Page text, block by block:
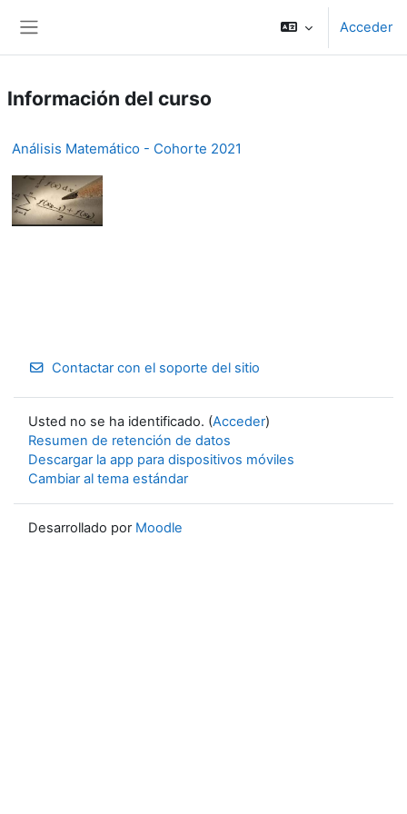
Acceder
Información del curso
Análisis Matemático - Cohorte 2021
Contactar con el soporte del sitio
Usted no se ha identificado. (Acceder)
Resumen de retención de datos
Descargar la app para dispositivos móviles
Cambiar al tema estándar
Desarrollado por Moodle